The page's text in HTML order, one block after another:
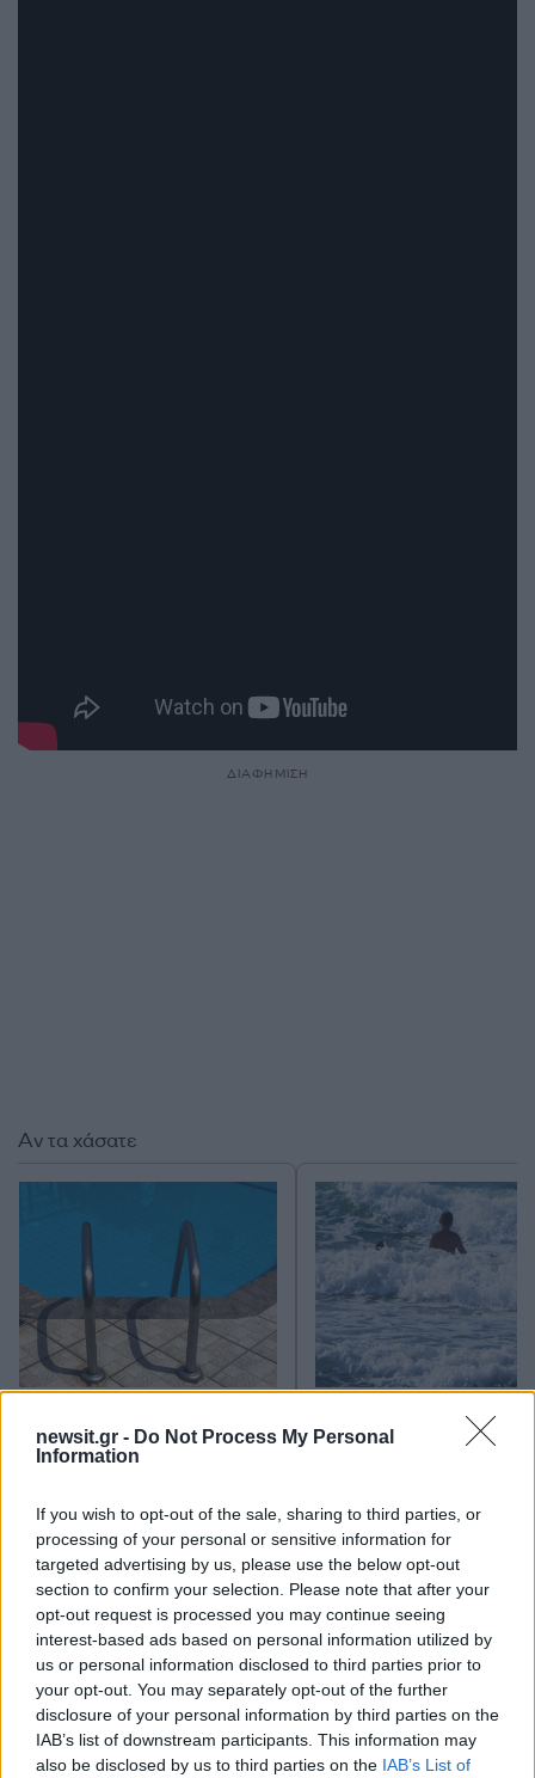
newsit.gr - Do Not Process My Personal
Information
If you wish to opt-out of the sale, sharing to third parties, or
processing of your personal or sensitive information for
targeted advertising by us, please use the below opt-out
section to confirm your selection. Please note that after your
opt-out request is processed you may continue seeing
interest-based ads based on personal information utilized by
us or personal information disclosed to third parties prior to
your opt-out. You may separately opt-out of the further
disclosure of your personal information by third parties on the
IAB’s list of downstream participants. This information may
also be disclosed by us to third parties on the IAB’s List of
ΔΙΑΦΗΜΙΣΗ
Σχόλια
Σχολίασε εδώ
Αν τα χάσατε
Κλειστό μέχρι νεοτέρας το
πνίγηκε ο 4χρονος –
Απολογείται ο ιδιοκτήτης
ναυαγοσώστης
Εκρηκτικό κοκτέιλ
40άρια και 8 μποφόρ
συναγερμό η χώρα